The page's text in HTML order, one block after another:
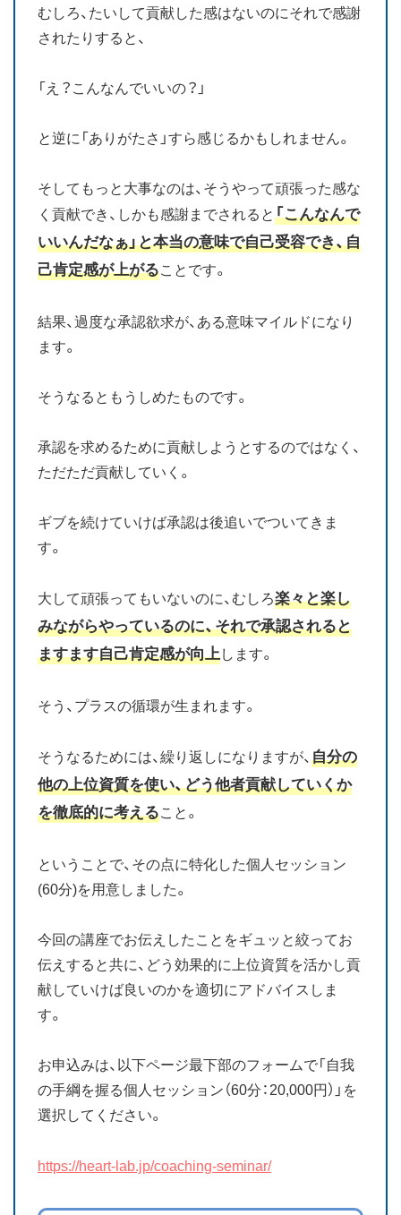
むしろ、たいして貢献した感はないのにそれで感謝
されたりすると、
「え？こんなんでいいの？」
と逆に「ありがたさ」すら感じるかもしれません。
そしてもっと大事なのは、そうやって頑張った感な
く貢献でき、しかも感謝までされると「こんなんで
いいんだなぁ」と本当の意味で自己受容でき、自
己肯定感が上がることです。
結果、過度な承認欲求が、ある意味マイルドになり
ます。
そうなるともうしめたものです。
承認を求めるために貢献しようとするのではなく、
ただただ貢献していく。
ギブを続けていけば承認は後追いでついてきま
す。
大して頑張ってもいないのに、むしろ楽々と楽し
みながらやっているのに、それで承認されると
ますます自己肯定感が向上します。
そう、プラスの循環が生まれます。
そうなるためには、繰り返しになりますが、自分の
他の上位資質を使い、どう他者貢献していくか
を徹底的に考えること。
ということで、その点に特化した個人セッション
(60分)を用意しました。
今回の講座でお伝えしたことをギュッと絞ってお
伝えすると共に、どう効果的に上位資質を活かし貢
献していけば良いのかを適切にアドバイスしま
す。
お申込みは、以下ページ最下部のフォームで「自我
の手綱を握る個人セッション（60分：20,000円）」を
選択してください。
https://heart-lab.jp/coaching-seminar/